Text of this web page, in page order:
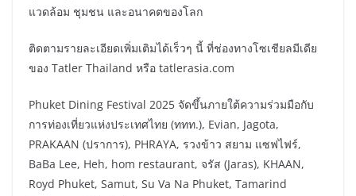
แวดล้อม ชุมชน และอนาคตของโลก
ติดตามรายละเอียดเพิ่มเติมได้เร็วๆ นี้ ที่ช่องทางโซเชียลมีเดีย
ของ Tatler Thailand หรือ tatlerasia.com
Phuket Dining Festival 2025 จัดขึ้นภายใต้ความร่วมมือกับ
การท่องเที่ยวแห่งประเทศไทย (ททท.), Evian, Jagota,
PRAKAAN (ปราการ), PHRAYA, รวงข้าว สยาม แซฟไฟร์,
BaBa Lee, Heh, hom restaurant, จรัส (Jaras), KHAAN,
Royd Phuket, Samut, Su Va Na Phuket, Tamarind